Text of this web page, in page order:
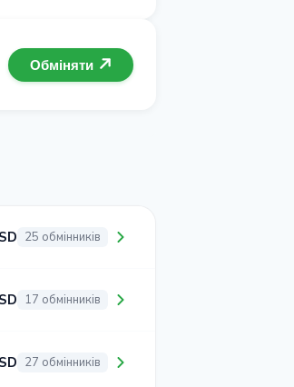
Обміняти
25 обмінників
17 обмінників
27 обмінників